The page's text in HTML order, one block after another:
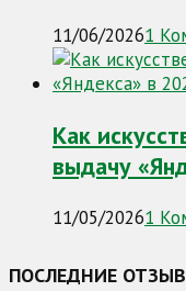
11/06/20261
Как
выдачу
11/05/20261
ПОСЛЕДНИЕ